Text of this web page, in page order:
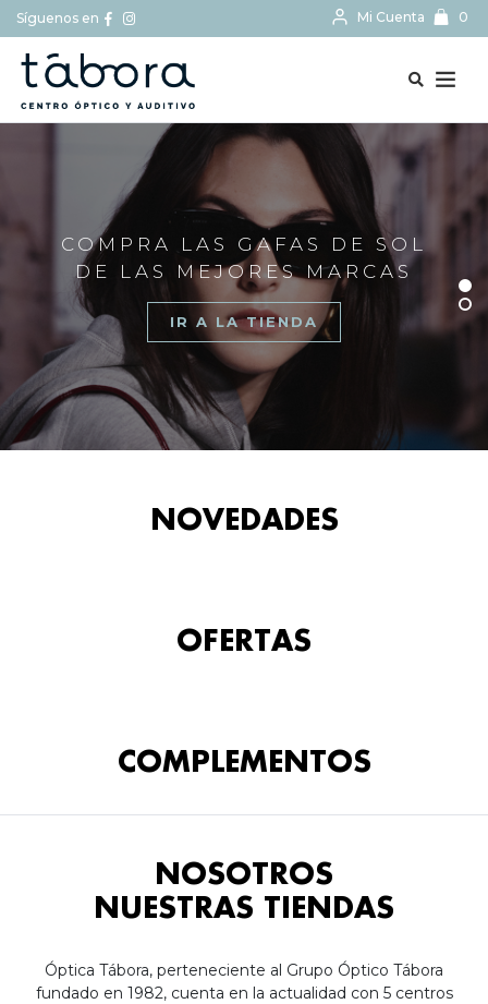
Síguenos en Mi Cuenta 0
COMPRA LAS GAFAS DE SOL
DE LAS MEJORES MARCAS
IR A LA TIENDA
NOVEDADES
OFERTAS
COMPLEMENTOS
NOSOTROS
NUESTRAS TIENDAS
Óptica Tábora, perteneciente al Grupo Óptico Tábora
fundado en 1982, cuenta en la actualidad con 5 centros